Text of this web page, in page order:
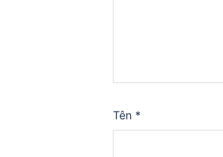
Tên *